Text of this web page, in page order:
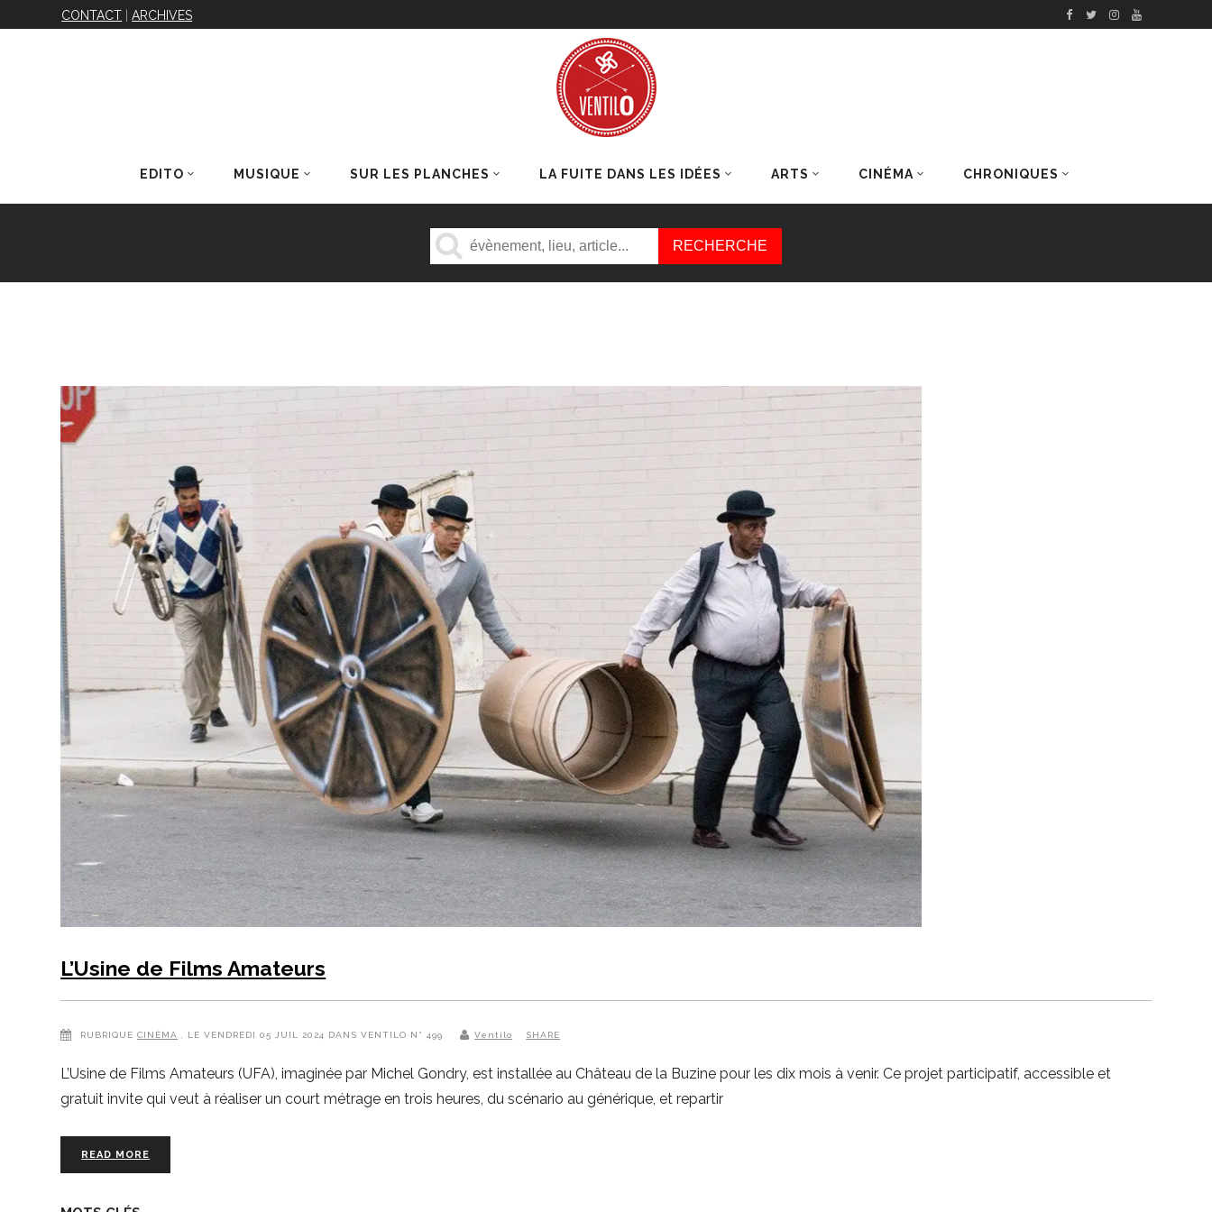
CONTACT |ARCHIVES
EDITO MUSIQUE SUR LES PLANCHES LA FUITE DANS LES IDÉES ARTS CINÉMA CHRONIQUES
DERNIERS ARTICLES
L’Usine de Films Amateurs
RUBRIQUE CINÉMA , LE VENDREDI 05 JUIL 2024 DANS VENTILO N° 499 Ventilo SHARE
L’Usine de Films Amateurs (UFA), imaginée par Michel Gondry, est installée au Château de la Buzine pour les dix mois à venir. Ce projet participatif, accessible et
gratuit invite qui veut à réaliser un court métrage en trois heures, du scénario au générique, et repartir
READ MORE